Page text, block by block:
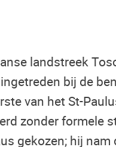
landstreek
bij de
van het St-
zonder formele
gekozen; hij nam